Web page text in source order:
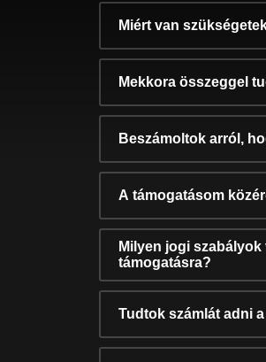
Miért van
Mekkora összeggel
Beszámoltok arról,
A támogatásom
Milyen jogi
támogatásra?
Tudtok számlát adni